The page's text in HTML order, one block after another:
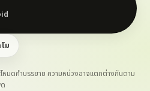
ม
มดคำบรรยาย ความหน่วงอาจแตกต่างกันตาม